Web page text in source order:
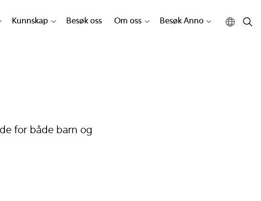
Kunnskap Besøk oss Om oss Besøk Anno
for både barn og